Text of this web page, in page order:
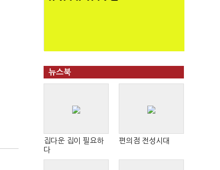
뉴스북
집다운 집이 필요하
다
편의점 전성시대